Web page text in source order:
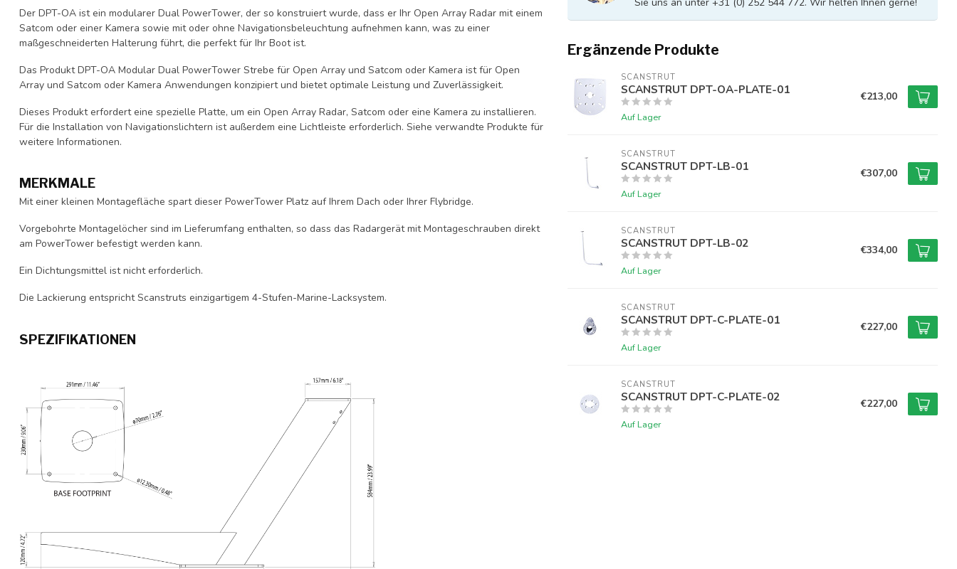
Der DPT-OA ist ein modularer Dual PowerTower, der so konstruiert wurde, dass er Ihr Open Array Radar mit einem
Satcom oder einer Kamera sowie mit oder ohne Navigationsbeleuchtung aufnehmen kann, was zu einer
maßgeschneiderten Halterung führt, die perfekt für Ihr Boot ist.
Das Produkt DPT-OA Modular Dual PowerTower Strebe für Open Array und Satcom oder Kamera ist für Open
Array und Satcom oder Kamera Anwendungen konzipiert und bietet optimale Leistung und Zuverlässigkeit.
Dieses Produkt erfordert eine spezielle Platte, um ein Open Array Radar, Satcom oder eine Kamera zu installieren.
Für die Installation von Navigationslichtern ist außerdem eine Lichtleiste erforderlich. Siehe verwandte Produkte für
weitere Informationen.
MERKMALE
Mit einer kleinen Montagefläche spart dieser PowerTower Platz auf Ihrem Dach oder Ihrer Flybridge.
Vorgebohrte Montagelöcher sind im Lieferumfang enthalten, so dass das Radargerät mit Montageschrauben direkt
am PowerTower befestigt werden kann.
Ein Dichtungsmittel ist nicht erforderlich.
Die Lackierung entspricht Scanstruts einzigartigem 4-Stufen-Marine-Lacksystem.
SPEZIFIKATIONEN
Ergänzende Produkte
SCANSTRUT
SCANSTRUT DPT-OA-PLATE-01
Auf Lager
€213,00
SCANSTRUT
SCANSTRUT DPT-LB-01
Auf Lager
€307,00
SCANSTRUT
SCANSTRUT DPT-LB-02
Auf Lager
€334,00
SCANSTRUT
SCANSTRUT DPT-C-PLATE-01
Auf Lager
€227,00
SCANSTRUT
SCANSTRUT DPT-C-PLATE-02
Auf Lager
€227,00